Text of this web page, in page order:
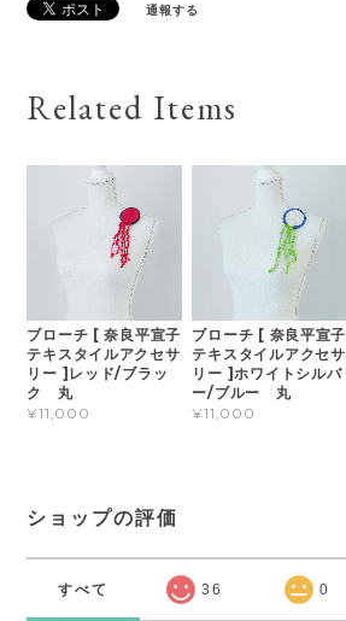
通報する
Related Items
ブローチ [ 奈良平宣子
テキスタイルアクセサ
リー ]レッド/ブラッ
ク 丸
¥11,000
ブローチ [ 奈良平宣子
テキスタイルアクセサ
リー ]ホワイトシルバ
ー/ブルー 丸
¥11,000
ショップの評価
すべて 36 0